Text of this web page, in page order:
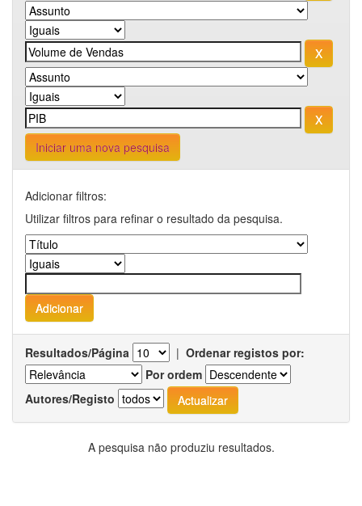
Iniciar uma nova pesquisa
Adicionar filtros:
Utilizar filtros para refinar o resultado da pesquisa.
Resultados/Página | Ordenar registos por:
Por ordem
Autores/Registo
A pesquisa não produziu resultados.